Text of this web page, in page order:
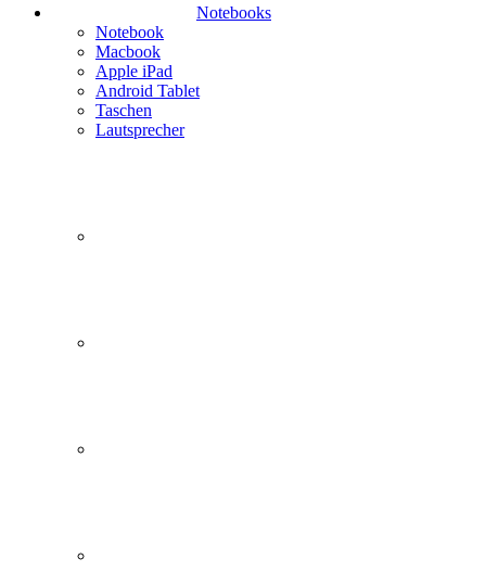
Notebooks
Notebook
Macbook
Apple iPad
Android Tablet
Taschen
Lautsprecher